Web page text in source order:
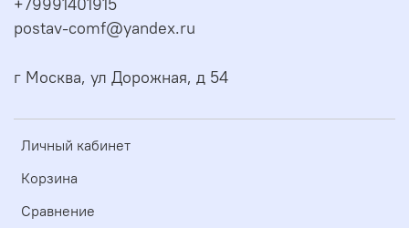
Личный кабинет
Корзина
Сравнение
+79991401915
postav-comf@yandex.ru
г Москва, ул Дорожная, д 54